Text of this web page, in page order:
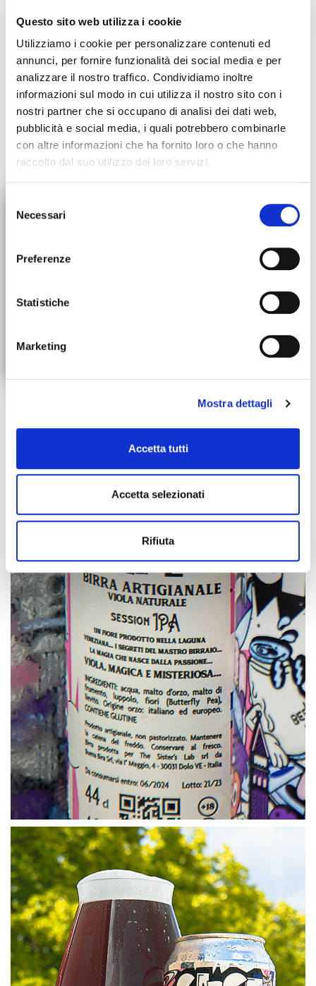
Questo sito web utilizza i cookie
Utilizziamo i cookie per personalizzare contenuti ed
annunci, per fornire funzionalità dei social media e per
analizzare il nostro traffico. Condividiamo inoltre
informazioni sul modo in cui utilizza il nostro sito con i
nostri partner che si occupano di analisi dei dati web,
pubblicità e social media, i quali potrebbero combinarle
con altre informazioni che ha fornito loro o che hanno
raccolto dal suo utilizzo dei loro servizi.
delNecessari
Preferenze
Statistiche
Marketing
Mostra dettagli
Accetta tutti
Accetta selezionati
Rifiuta